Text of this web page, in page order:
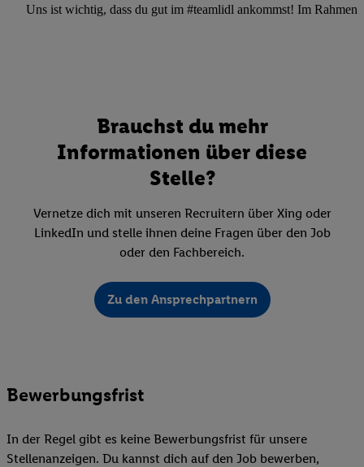
Uns ist wichtig, dass du gut im #teamlidl ankommst! Im Rahmen
Brauchst du mehr
Informationen über diese
Stelle?
Vernetze dich mit unseren Recruitern über Xing oder
LinkedIn und stelle ihnen deine Fragen über den Job
oder den Fachbereich.
Zu den Ansprechpartnern
Bewerbungsfrist
In der Regel gibt es keine Bewerbungsfrist für unsere
Stellenanzeigen. Du kannst dich auf den Job bewerben,